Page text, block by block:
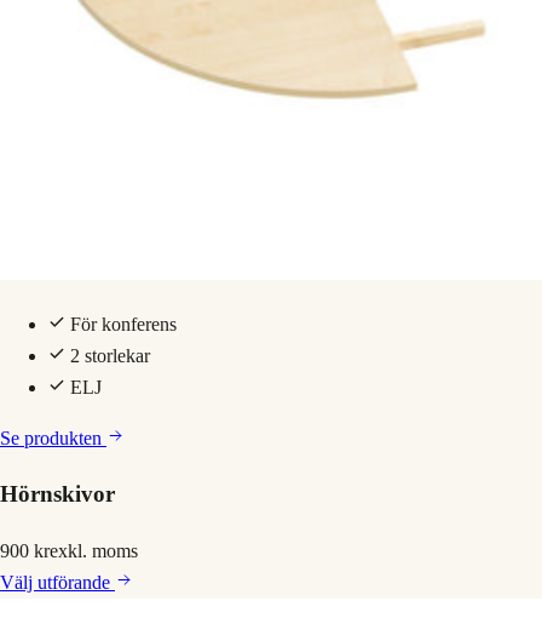
För konferens
2 storlekar
ELJ
Se produkten
Hörnskivor
900 krexkl. moms
Välj utförande